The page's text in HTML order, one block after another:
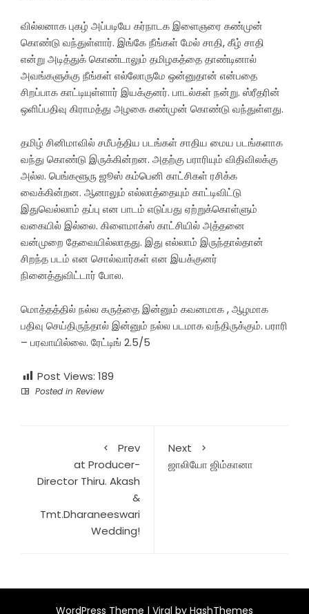
வில்லனாக புகழ் அப்படியே கர்நாடக இளைஞரை கண்முன்
கொண்டு வந்துள்ளார். இங்கே நீங்கள் மேல் சாதி, கீழ் சாதி
என்று அடித்துக் கொண்டாலும் தமிழகத்தை தாண்டினால்
அவங்களுக்கு நீங்கள் எல்லோருமே ஒன்னுதான் என்பதை
சிறப்பாக காட்டியுள்ளார் இயக்குனர். பாடல்கள் நன்று. ஸ்ரீதரின்
ஒளிப்பதிவு கிராமத்து அழகை கண்முன் கொண்டு வந்துள்ளது.
தமிழ் சினிமாவில் சமீபத்திய படங்கள் சாதிய மைய படங்களாக
வந்து கொண்டு இருக்கின்றன. அதற்கு பராரியும் விதிவிலக்கு
அல்ல. பெங்களூரு ஜூஸ் கம்பெனி காட்சிகள் ரசிக்க
வைக்கின்றன. ஆனாலும் எல்லாத்தையும் காட்டிவிட்டு
இதுவெல்லாம் தப்பு என பாடம் எடுப்பது ஏற்றுக்கொள்ளும்
வகையில் இல்லை. கிளைமாக்ஸ் காட்சியில் அத்தனை
வன்முறை தேவையில்லாதது. இது எல்லாம் இருந்தால்தான்
சிறந்த படம் என சொல்வார்கள் என இயக்குனர்
நினைத்துவிட்டார் போல.
மொத்தத்தில் நல்ல கருத்தை இன்னும் கவனமாக , ஆழமாக
பதிவு செய்திருந்தால் இன்னும் நல்ல படமாக வந்திருக்கும். பராரி
– பரவாயில்லை. ரேட்டிங் 2.5/5
Post Views: 189
Posted in Review
Prev
at Producer-
Director Thiru. Akash
&
Tmt.Dharaneeswari
Wedding!
Next
ஜாலியோ ஜிம்கானா
WordPress Theme | Viral by HashThemes